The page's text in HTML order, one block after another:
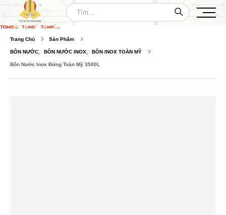
Trang Chủ Sản Phẩm
BỒN NƯỚC BỒN NƯỚC INOX BỒN INOX TOÀN MỸ
Bồn Nước Inox Đứng Toàn Mỹ 3500L